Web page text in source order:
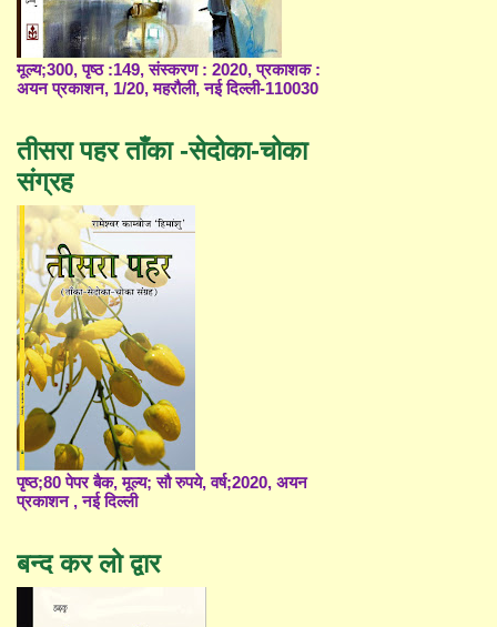
मूल्य;300, पृष्ठ :149, संस्करण : 2020, प्रकाशक :
अयन प्रकाशन, 1/20, महरौली, नई दिल्ली-110030
तीसरा पहर ताँका -सेदोका-चोका
संग्रह
पृष्ठ;80 पेपर बैक, मूल्य; सौ रुपये, वर्ष;2020, अयन
प्रकाशन , नई दिल्ली
बन्द कर लो द्वार